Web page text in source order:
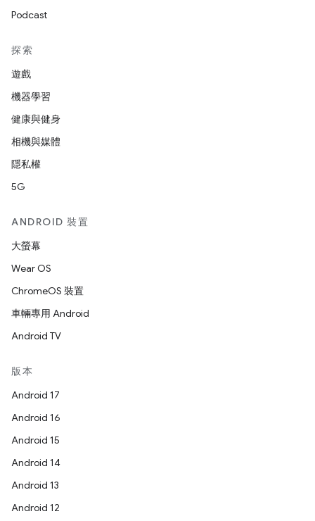
Podcast
探索
遊戲
機器學習
健康與健身
相機與媒體
隱私權
5G
ANDROID 裝置
大螢幕
Wear OS
ChromeOS 裝置
車輛專用 Android
Android TV
版本
Android 17
Android 16
Android 15
Android 14
Android 13
Android 12